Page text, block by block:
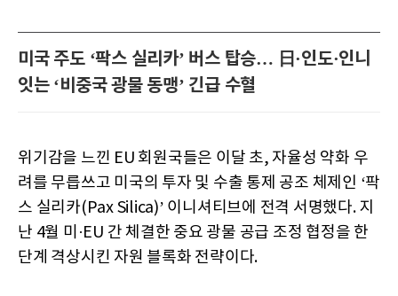
미국 주도 ‘팍스 실리카’ 버스 탑승… 日·인도·인니
잇는 ‘비중국 광물 동맹’ 긴급 수혈
위기감을 느낀 EU 회원국들은 이달 초, 자율성 약화 우
려를 무릅쓰고 미국의 투자 및 수출 통제 공조 체제인 ‘팍
스 실리카(Pax Silica)’ 이니셔티브에 전격 서명했다. 지
난 4월 미·EU 간 체결한 중요 광물 공급 조정 협정을 한
단계 격상시킨 자원 블록화 전략이다.